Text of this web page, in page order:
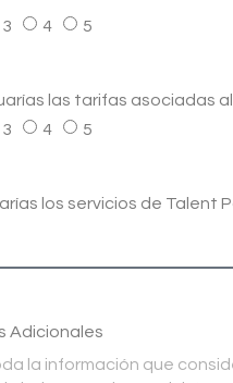
3 4 5
las tarifas asociadas
3 4 5
los servicios de Talent
Adicionales